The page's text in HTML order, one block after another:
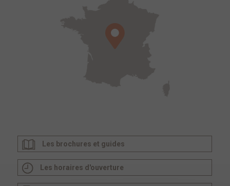
Les brochures et guides
Les horaires d'ouverture